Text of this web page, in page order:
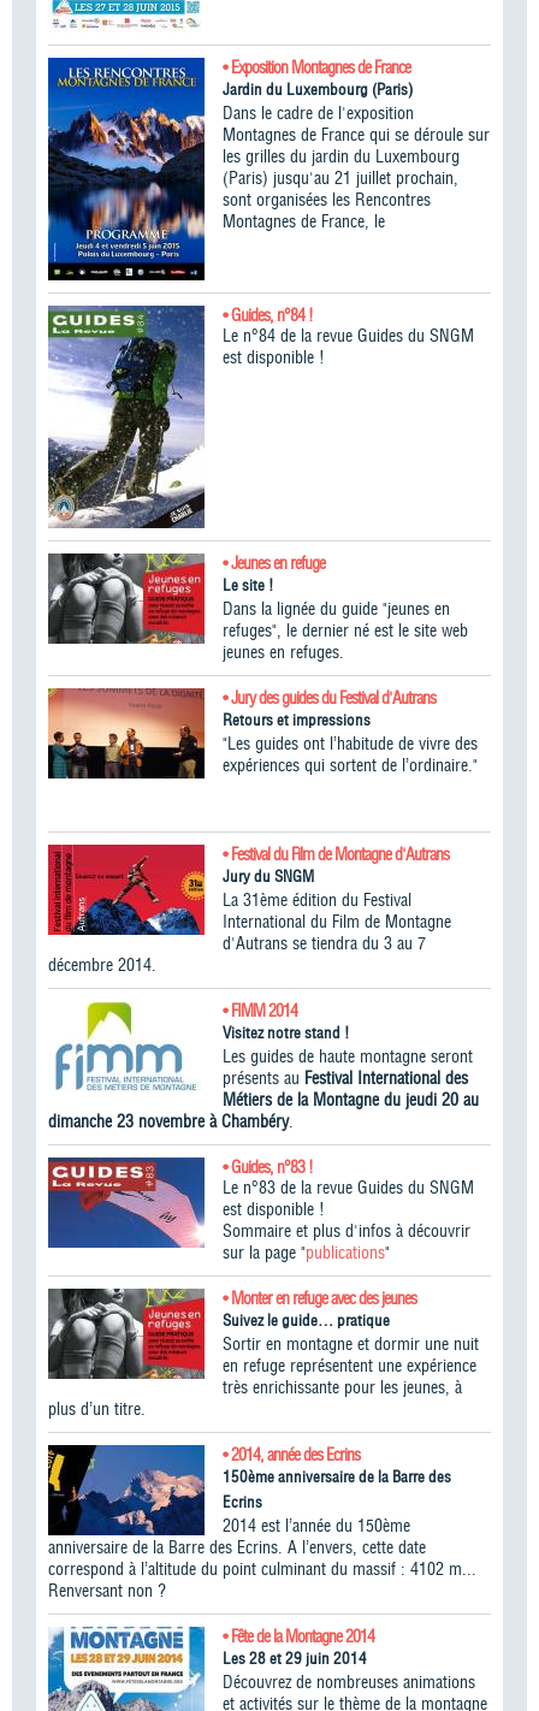
• Exposition Montagnes de France
Jardin du Luxembourg (Paris)
Dans le cadre de l'exposition
Montagnes de France qui se déroule sur
les grilles du jardin du Luxembourg
(Paris) jusqu'au 21 juillet prochain,
sont organisées les Rencontres
Montagnes de France, le
• Guides, n°84 !
Le n°84 de la revue Guides du SNGM
est disponible !
• Jeunes en refuge
Le site !
Dans la lignée du guide "jeunes en
refuges", le dernier né est le site web
jeunes en refuges.
• Jury des guides du Festival d'Autrans
Retours et impressions
"Les guides ont l’habitude de vivre des
expériences qui sortent de l’ordinaire."
• Festival du Film de Montagne d'Autrans
Jury du SNGM
La 31ème édition du Festival
International du Film de Montagne
d'Autrans se tiendra du 3 au 7
décembre 2014.
• FIMM 2014
Visitez notre stand !
Les guides de haute montagne seront
présents au Festival International des
Métiers de la Montagne du jeudi 20 au
dimanche 23 novembre à Chambéry.
• Guides, n°83 !
Le n°83 de la revue Guides du SNGM
est disponible !
Sommaire et plus d'infos à découvrir
sur la page "publications"
• Monter en refuge avec des jeunes
Suivez le guide… pratique
Sortir en montagne et dormir une nuit
en refuge représentent une expérience
très enrichissante pour les jeunes, à
plus d’un titre.
• 2014, année des Ecrins
150ème anniversaire de la Barre des
Ecrins
2014 est l’année du 150ème
anniversaire de la Barre des Ecrins. A l’envers, cette date
correspond à l’altitude du point culminant du massif : 4102 m...
Renversant non ?
• Fête de la Montagne 2014
Les 28 et 29 juin 2014
Découvrez de nombreuses animations
et activités sur le thème de la montagne